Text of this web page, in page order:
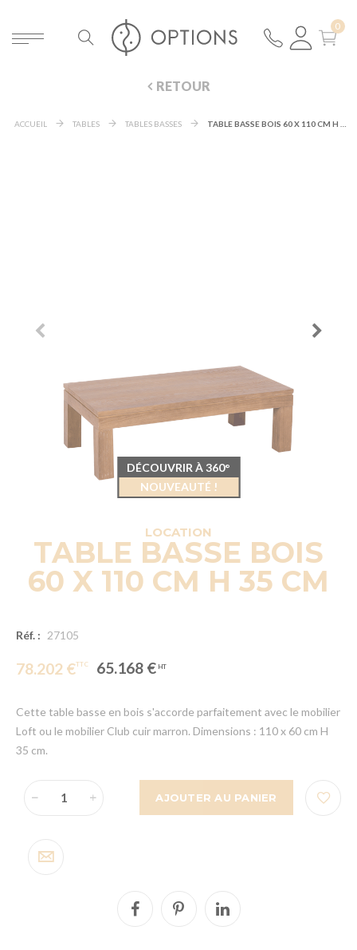
RETOUR
ACCUEIL TABLES TABLES BASSES
LOCATION
TABLE BASSE BOIS
60 X 110 CM H 35 CM
Réf. : 27105
78.202 € 65.168 €
Cette table basse en bois s'accorde parfaitement avec le mobilier
Loft ou le mobilier Club cuir marron. Dimensions : 110 x 60 cm H
35 cm.
AJOUTER AU PANIER
DÉCOUVRIR À 360°
NOUVEAUTÉ !